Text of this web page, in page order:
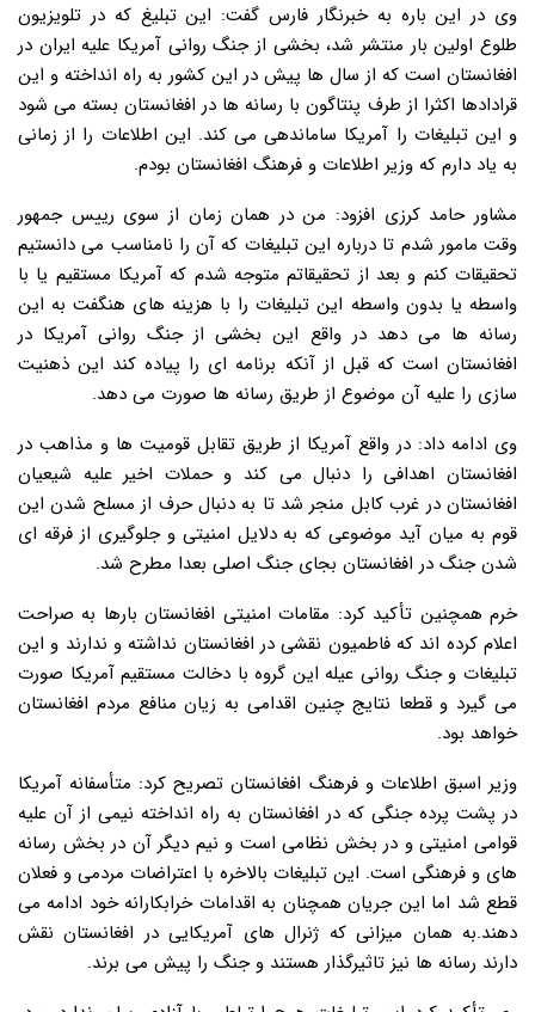
وی در این باره به خبرنگار فارس گفت: این تبلیغ که در تلویزیون
طلوع اولین بار منتشر شد، بخشی از جنگ روانی آمریکا علیه ایران در
افغانستان است که از سال ها پیش در این کشور به راه انداخته و این
قرادادها اکثرا از طرف پنتاگون با رسانه ها در افغانستان بسته می شود
و این تبلیغات را آمریکا ساماندهی می کند. این اطلاعات را از زمانی
به یاد دارم که وزیر اطلاعات و فرهنگ افغانستان بودم.
مشاور حامد کرزی افزود: من در همان زمان از سوی رییس جمهور
وقت مامور شدم تا درباره این تبلیغات که آن را نامناسب می دانستیم
تحقیقات کنم و بعد از تحقیقاتم متوجه شدم که آمریکا مستقیم یا با
واسطه یا بدون واسطه این تبلیغات را با هزینه های هنگفت به این
رسانه ها می دهد در واقع این بخشی از جنگ روانی آمریکا در
افغانستان است که قبل از آنکه برنامه ای را پیاده کند این ذهنیت
سازی را علیه آن موضوع از طریق رسانه ها صورت می دهد.
وی ادامه داد: در واقع آمریکا از طریق تقابل قومیت ها و مذاهب در
افغانستان اهدافی را دنبال می کند و حملات اخیر علیه شیعیان
افغانستان در غرب کابل منجر شد تا به دنبال حرف از مسلح شدن این
قوم به میان آید موضوعی که به دلایل امنیتی و جلوگیری از فرقه ای
شدن جنگ در افغانستان بجای جنگ اصلی بعدا مطرح شد.
خرم همچنین تأکید کرد: مقامات امنیتی افغانستان بارها به صراحت
اعلام کرده اند که فاطمیون نقشی در افغانستان نداشته و ندارند و این
تبلیغات و جنگ روانی عیله این گروه با دخالت مستقیم آمریکا صورت
می گیرد و قطعا نتایج چنین اقدامی به زیان منافع مردم افغانستان
خواهد بود.
وزیر اسبق اطلاعات و فرهنگ افغانستان تصریح کرد: متأسفانه آمریکا
در پشت پرده جنگی که در افغانستان به راه انداخته نیمی از آن علیه
قوامی امنیتی و در بخش نظامی است و نیم دیگر آن در بخش رسانه
های و فرهنگی است. این تبلیغات بالاخره با اعتراضات مردمی و فعلان
قطع شد اما این جریان همچنان به اقدامات خرابکارانه خود ادامه می
دهند.به همان میزانی که ژنرال های آمریکایی در افغانستان نقش
دارند رسانه ها نیز تاثیرگذار هستند و جنگ را پیش می برند.